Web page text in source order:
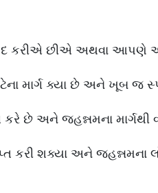
કરીએ છીએ અથવા આપણે
ક્યા છે અને ખૂબ જ
કરે છે અને જહન્નમના
કરી શક્યા અને જહન્નમના